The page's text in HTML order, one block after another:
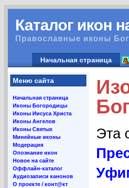
Каталог икон
Православные иконы
Начальная страница
Меню сайта
Начальная страница
Иконы Богородицы
Иконы Иисуса Христа
Иконы Ангелов
Иконы Святых
Минейные иконы
Модерация
Опознание икон
Новое на сайте
Оффлайн-каталог
Аудиозаписи канонов
О проекте / конт@кт
Эта